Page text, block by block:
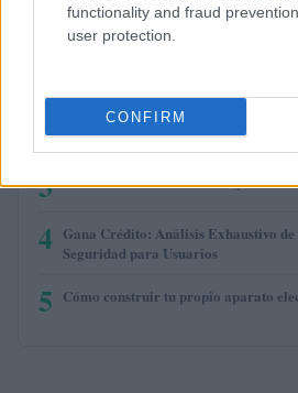
functionality and fraud
user protection.
CONFIRM
2
3 Revisión de billetera Armory Bitcoin
4 Gana Crédito: Análisis Exhaustivo
Seguridad para Usuarios
5 Cómo construir tu propio aparato